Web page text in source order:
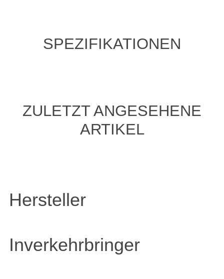
SPEZIFIKATIONEN
ZULETZT ANGESEHENE
ARTIKEL
Hersteller
Inverkehrbringer